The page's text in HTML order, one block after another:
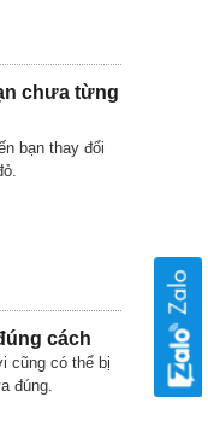
chưa từng
bạn thay đổi
cách
cũng có thể bị
đúng.